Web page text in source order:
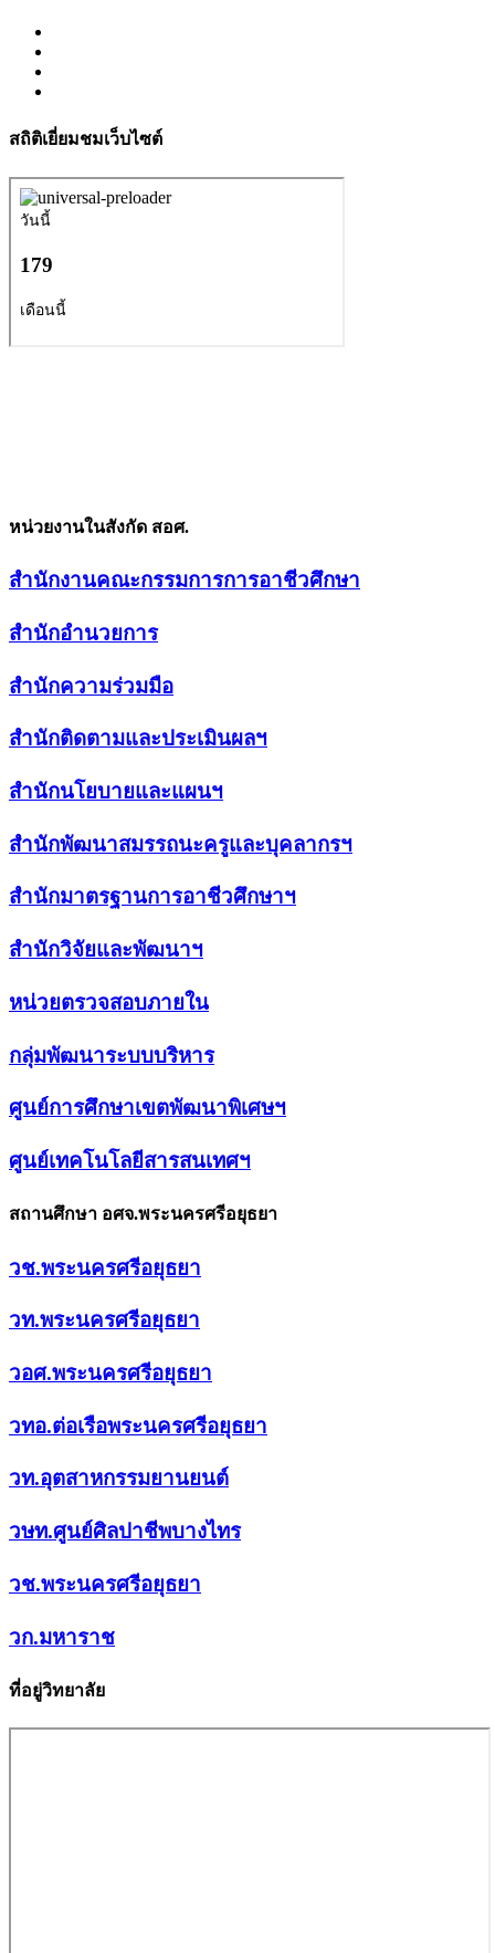
สถิติเยี่ยมชมเว็บไซต์
หน่วยงานในสังกัด สอศ.
สำนักงานคณะกรรมการการอาชีวศึกษา
สำนักอำนวยการ
สำนักความร่วมมือ
สำนักติดตามและประเมินผลฯ
สำนักนโยบายและแผนฯ
สำนักพัฒนาสมรรถนะครูและบุคลากรฯ
สำนักมาตรฐานการอาชีวศึกษาฯ
สำนักวิจัยและพัฒนาฯ
หน่วยตรวจสอบภายใน
กลุ่มพัฒนาระบบบริหาร
ศูนย์การศึกษาเขตพัฒนาพิเศษฯ
ศูนย์เทคโนโลยีสารสนเทศฯ
สถานศึกษา อศจ.พระนครศรีอยุธยา
วช.พระนครศรีอยุธยา
วท.พระนครศรีอยุธยา
วอศ.พระนครศรีอยุธยา
วทอ.ต่อเรือพระนครศรีอยุธยา
วท.อุตสาหกรรมยานยนต์
วษท.ศูนย์ศิลปาชีพบางไทร
วช.พระนครศรีอยุธยา
วก.มหาราช
ที่อยู่วิทยาลัย